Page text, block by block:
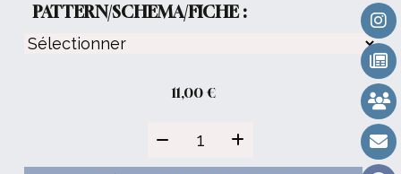
PATTERN/SCHEMA/FICHE :
11,00 €